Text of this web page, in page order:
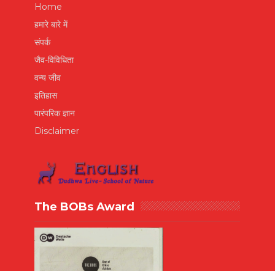
Home
हमारे बारे में
संपर्क
जैव-विविधिता
वन्य जीव
इतिहास
पारंपरिक ज्ञान
Disclaimer
The BOBs Award